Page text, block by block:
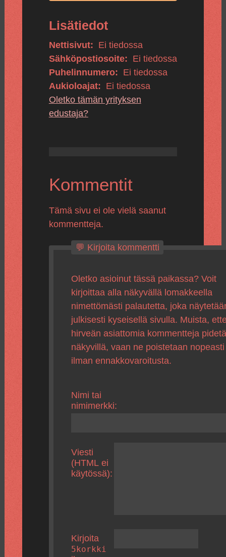
Lisätiedot
Nettisivut: Ei tiedossa
Sähköpostiosoite: Ei tiedossa
Puhelinnumero: Ei tiedossa
Aukioloajat: Ei tiedossa
Oletko tämän yrityksen
edustaja?
Kommentit
Tämä sivu ei ole vielä saanut
kommentteja.
💬 Kirjoita kommentti
Oletko asioinut tässä paikassa? Voit
kirjoittaa alla näkyvällä lomakkeella
nimettömästi palautetta, joka
julkisesti kyseisellä sivulla. Muista,
hirveän asiattomia kommentteja pidetä
näkyvillä, vaan ne poistetaan
ilman ennakkovaroitusta.
Nimi tai
nimimerkki:
Viesti
(HTML ei
käytössä):
Kirjoita
5korkki